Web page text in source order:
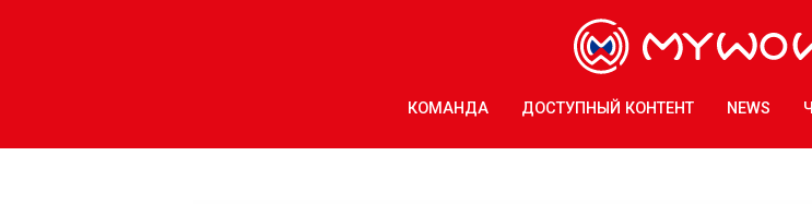
КОМАНДА ДОСТУПНЫЙ КОНТЕНТ NEWS